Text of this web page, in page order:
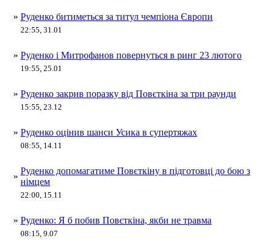
» Руденко битиметься за титул чемпіона Європи
22:55, 31.01
» Руденко і Митрофанов повернуться в ринг 23 лютого
19:55, 25.01
» Руденко закрив поразку від Повєткіна за три раунди
15:55, 23.12
» Руденко оцінив шанси Усика в супертяжах
08:55, 14.11
»
Руденко допомагатиме Повєткіну в підготовці до бою з
німцем
22:00, 15.11
» Руденко: Я б побив Повєткіна, якби не травма
08:15, 9.07